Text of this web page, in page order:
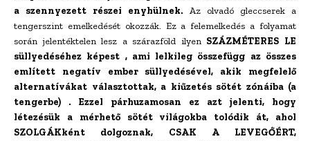
a szennyezett részei enyhülnek. Az olvadó gleccserek a
tengerszint emelkedését okozzák. Ez a felemelkedés a folyamat
során jelentéktelen lesz a szárazföld ilyen SZÁZMÉTERES LE
süllyedéséhez képest , ami lelkileg összefügg az összes
említett negatív ember süllyedésével, akik megfelelő
alternatívákat választottak, a kiűzetés sötét zónáiba (a
tengerbe) . Ezzel párhuzamosan ez azt jelenti, hogy
létezésük a mérhető sötét világokba tolódik át, ahol
SZOLGÁKként dolgoznak, CSAK A LEVEGŐÉRT,